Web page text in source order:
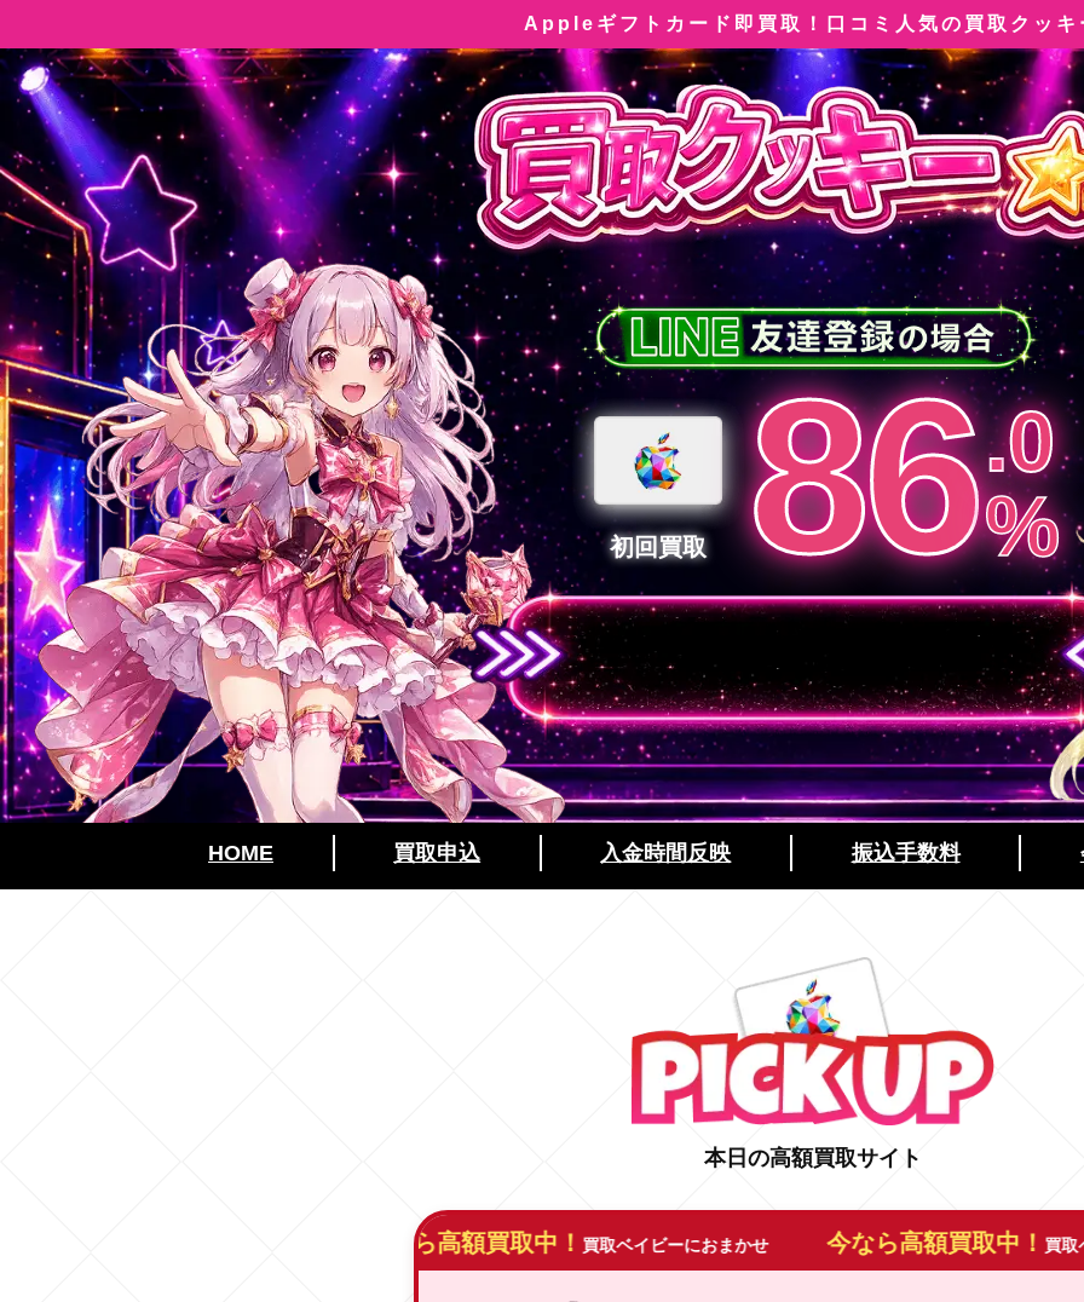
Appleギフトカード即買取！口コミ人気の買取クッキ
初回買取 86.0
%
振
込
目
安
10 分
（）
HOME 買取申込 入金時間反映 振込手数料
本日の高額買取サイト
今なら高額買取中！買取ベイビーにおまかせ 今なら高額買取中！買取ベイビーにお